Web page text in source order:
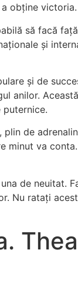
obține victoria.
să facă
și
și de
anilor.
de
va
de neuitat.
Nu ratați